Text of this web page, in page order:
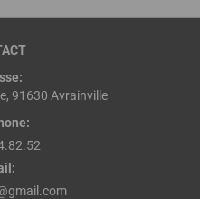
91630 Avrainville